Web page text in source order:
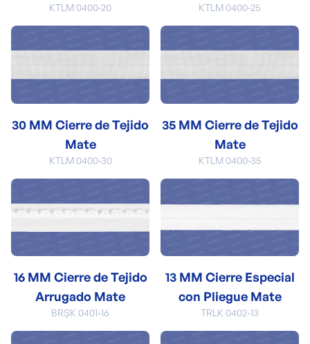
KTLM 0400-20 KTLM 0400-25
30 MM Cierre de Tejido
Mate
KTLM 0400-30
35 MM Cierre de Tejido
Mate
KTLM 0400-35
16 MM Cierre de Tejido
Arrugado Mate
BRŞK 0401-16
13 MM Cierre Especial
con Pliegue Mate
TRLK 0402-13